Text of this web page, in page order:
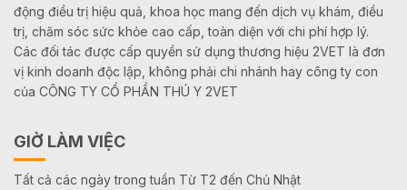
động điều trị hiệu quả, khoa học mang đến dịch vụ khám, điều
trị, chăm sóc sức khỏe cao cấp, toàn diện với chi phí hợp lý.
Các đối tác được cấp quyền sử dụng thương hiệu 2VET là đơn
vị kinh doanh độc lập, không phải chi nhánh hay công ty con
của CÔNG TY CỔ PHẦN THÚ Y 2VET
GIỜ LÀM VIỆC
Tất cả các ngày trong tuần Từ T2 đến Chủ Nhật